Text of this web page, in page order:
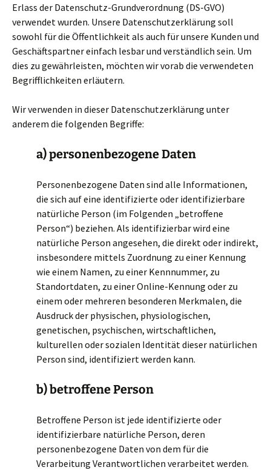
Erlass der Datenschutz-Grundverordnung (DS-GVO)
verwendet wurden. Unsere Datenschutzerklärung soll
sowohl für die Öffentlichkeit als auch für unsere Kunden und
Geschäftspartner einfach lesbar und verständlich sein. Um
dies zu gewährleisten, möchten wir vorab die verwendeten
Begrifflichkeiten erläutern.
Wir verwenden in dieser Datenschutzerklärung unter
anderem die folgenden Begriffe:
a) personenbezogene Daten
Personenbezogene Daten sind alle Informationen,
die sich auf eine identifizierte oder identifizierbare
natürliche Person (im Folgenden „betroffene
Person“) beziehen. Als identifizierbar wird eine
natürliche Person angesehen, die direkt oder indirekt,
insbesondere mittels Zuordnung zu einer Kennung
wie einem Namen, zu einer Kennnummer, zu
Standortdaten, zu einer Online-Kennung oder zu
einem oder mehreren besonderen Merkmalen, die
Ausdruck der physischen, physiologischen,
genetischen, psychischen, wirtschaftlichen,
kulturellen oder sozialen Identität dieser natürlichen
Person sind, identifiziert werden kann.
b) betroffene Person
Betroffene Person ist jede identifizierte oder
identifizierbare natürliche Person, deren
personenbezogene Daten von dem für die
Verarbeitung Verantwortlichen verarbeitet werden.